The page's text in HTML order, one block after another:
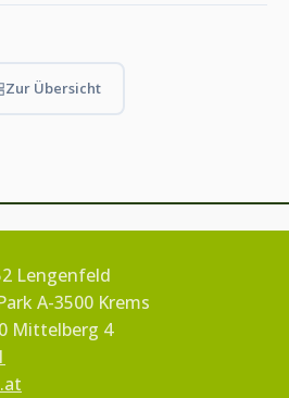
Zur Übersicht
Lengenfeld
A-3500 Krems
Mittelberg 4